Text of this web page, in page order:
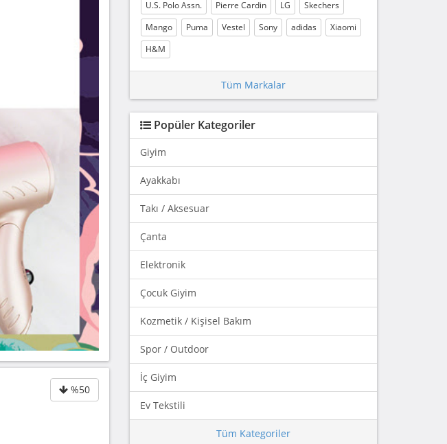
%50
U.S. Polo Assn.
Pierre Cardin LG
Skechers
Mango
Puma Vestel Sony adidas
Xiaomi
H&M
Tüm Markalar
Popüler Kategoriler
Giyim
Ayakkabı
Takı / Aksesuar
Çanta
Elektronik
Çocuk Giyim
Kozmetik / Kişisel Bakım
Spor / Outdoor
İç Giyim
Ev Tekstili
Tüm Kategoriler